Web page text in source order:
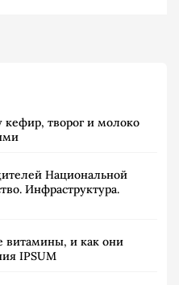
кефир, творог и молоко
Национальной
Инфраструктура.
витамины, и как они
IPSUM